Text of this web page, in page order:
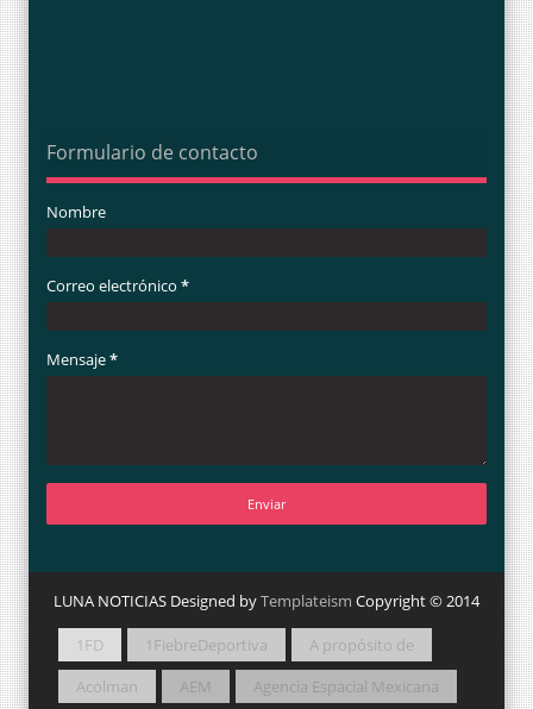
Formulario de contacto
Nombre
Correo electrónico *
Mensaje*
LUNA NOTICIAS Designed byTemplateism Copyright © 2014
1FD 1FiebreDeportiva
A propósito de
Acolman
AEM
Agencia Espacial Mexicana